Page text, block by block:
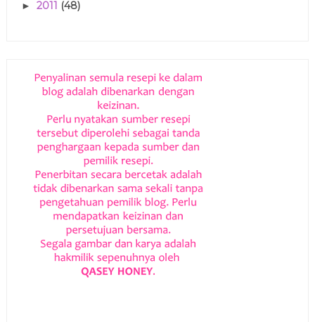
► 2011 (48)